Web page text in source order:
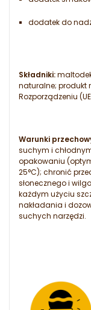
dodatek do
Składniki:
naturalne; produkt
Rozporządzeniu
Warunki
suchym i
opakowaniu
25°C); chronić
słonecznego i
każdym użyciu
nakładania i
suchych narzędzi.